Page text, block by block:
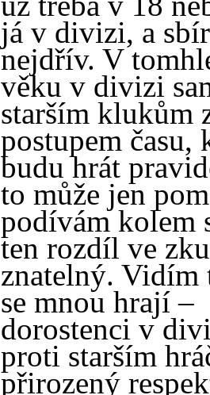
já v divizi, a
nejdřív. V
věku v divizi
starším klukům
postupem času,
budu hrát
to může jen
podívám kolem
ten rozdíl ve
znatelný.
se mnou hrají –
dorostenci v
proti starším
přirozený